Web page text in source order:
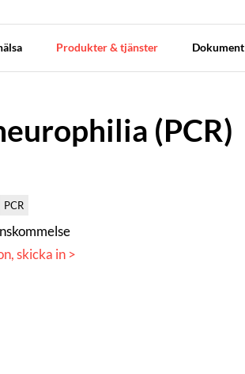
Produkter & tjänster Dokument
(PCR)
PCR
skicka in >